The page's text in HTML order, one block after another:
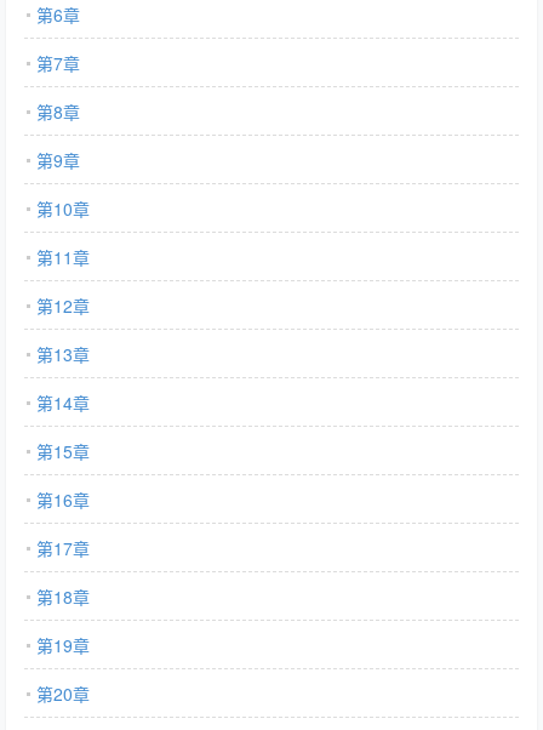
第6章
第7章
第8章
第9章
第10章
第11章
第12章
第13章
第14章
第15章
第16章
第17章
第18章
第19章
第20章